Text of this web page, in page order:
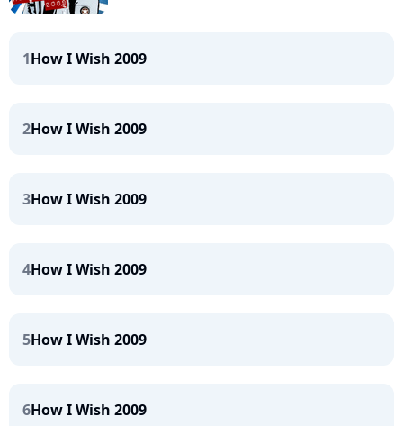
1How I Wish 2009
2How I Wish 2009
3How I Wish 2009
4How I Wish 2009
5How I Wish 2009
6How I Wish 2009